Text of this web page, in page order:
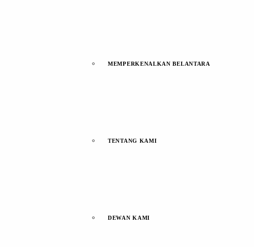
MEMPERKENALKAN BELANTARA
TENTANG KAMI
DEWAN KAMI